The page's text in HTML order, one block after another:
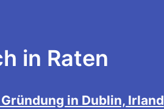
in Raten
Gründung in Dublin, Irland